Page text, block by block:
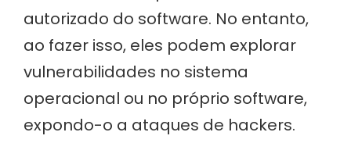
autorizado do software. No entanto,
ao fazer isso, eles podem explorar
vulnerabilidades no sistema
operacional ou no próprio software,
expondo-o a ataques de hackers.